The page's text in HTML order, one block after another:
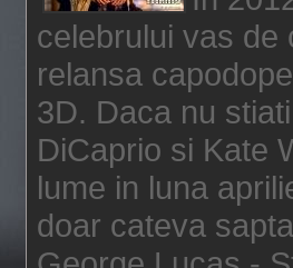
celebrului vas de
relansa
3D. Daca nu
DiCaprio si Kate
lume in luna
doar cateva